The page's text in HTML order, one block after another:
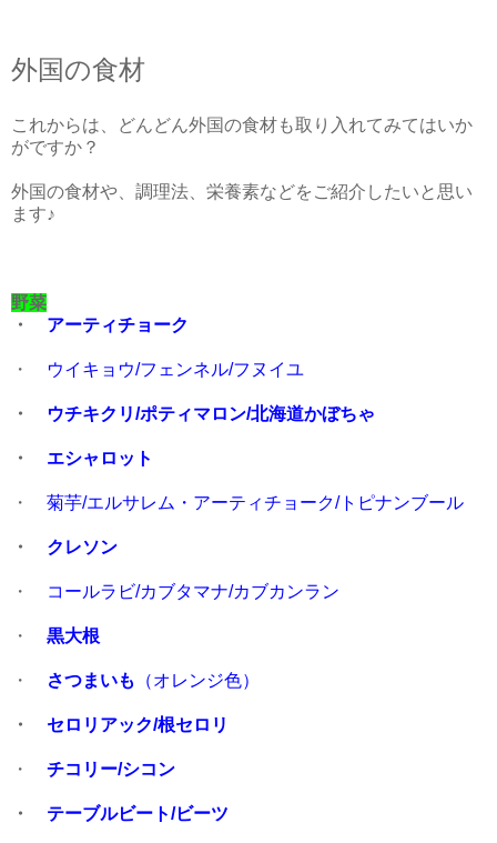
外国の食材
これからは、どんどん外国の食材も取り入れてみてはいか
がですか？
外国の食材や、調理法、栄養素などをご紹介したいと思い
ます♪
野菜
・ アーティチョーク
・ ウイキョウ/フェンネル/フヌイユ
・ ウチキクリ/ポティマロン/北海道かぼちゃ
・ エシャロット
・ 菊芋/エルサレム・アーティチョーク/トピナンブール
・ クレソン
・ コールラビ/カブタマナ/カブカンラン
・ 黒大根
・ さつまいも （オレンジ色）
・ セロリアック/根セロリ
・ チコリー/シコン
・ テーブルビート/ビーツ